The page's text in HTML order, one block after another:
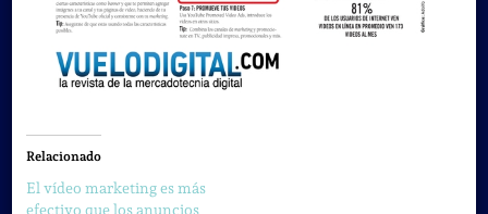
Relacionado
El vídeo marketing es más
efectivo que los anuncios